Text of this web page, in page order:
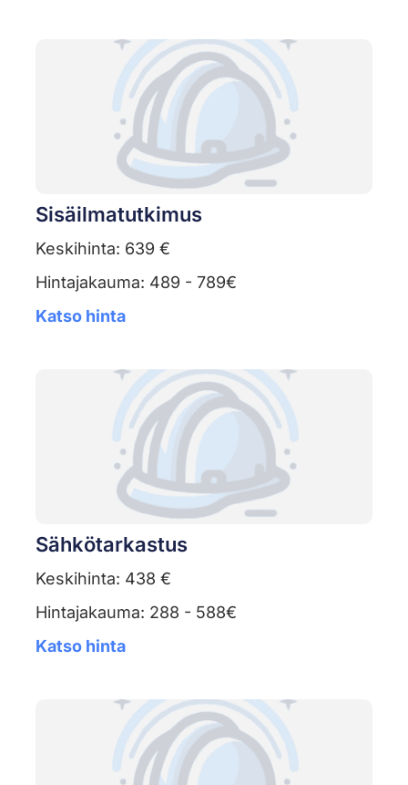
Sisäilmatutkimus
Keskihinta: 639 €
Hintajakauma: 489 - 789€
Katso hinta
Sähkötarkastus
Keskihinta: 438 €
Hintajakauma: 288 - 588€
Katso hinta